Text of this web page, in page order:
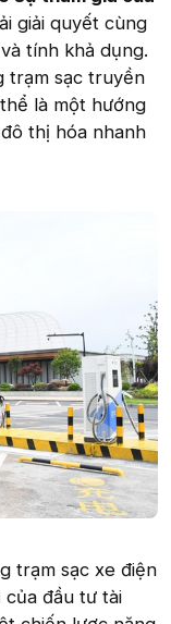
giải quyết cùng
tính khả dụng.
trạm sạc truyền
là một hướng
thị hóa nhanh
trạm sạc xe điện
đầu tư tài